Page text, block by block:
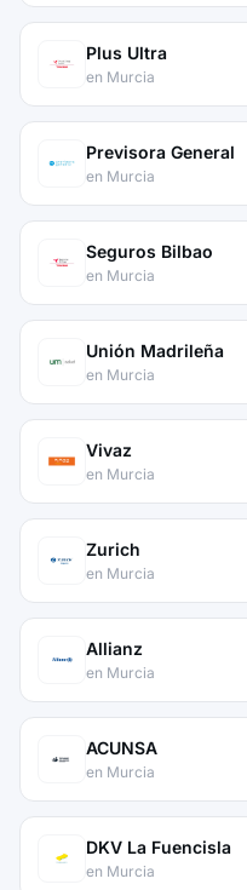
Plus Ultra
en Murcia
Previsora General
en Murcia
Seguros Bilbao
en Murcia
Unión Madrileña
en Murcia
Vivaz
en Murcia
Zurich
en Murcia
Allianz
en Murcia
ACUNSA
en Murcia
DKV La Fuencisla
en Murcia